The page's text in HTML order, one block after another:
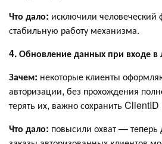
Что дало: исключили человеческий
стабильную работу механизма.
4. Обновление данных при входе в
Зачем: некоторые клиенты
авторизации, без прохождения
терять их, важно сохранить
Что дало: повысили охват —